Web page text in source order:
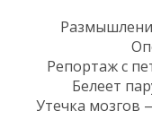
Репортаж с
Белеет
Утечка мозгов